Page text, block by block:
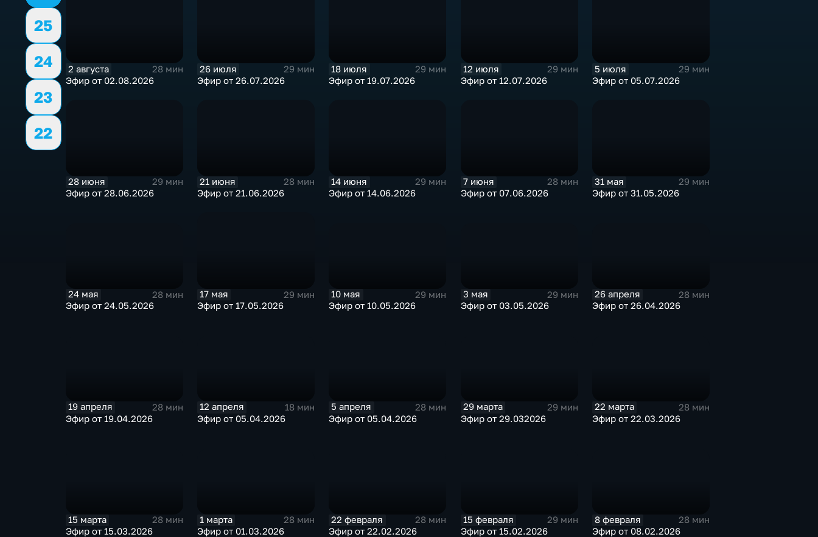
25
24
23
22
2 августа
28 мин
Эфир от 02.08.2026
26 июля
29 мин
Эфир от 26.07.2026
18 июля
29 мин
Эфир от 19.07.2026
12 июля
29 мин
Эфир от 12.07.2026
5 июля
29 мин
Эфир от 05.07.2026
28 июня
29 мин
Эфир от 28.06.2026
21 июня
28 мин
Эфир от 21.06.2026
14 июня
29 мин
Эфир от 14.06.2026
7 июня
28 мин
Эфир от 07.06.2026
31 мая
29 мин
Эфир от 31.05.2026
24 мая
28 мин
Эфир от 24.05.2026
17 мая
29 мин
Эфир от 17.05.2026
10 мая
29 мин
Эфир от 10.05.2026
3 мая
29 мин
Эфир от 03.05.2026
26 апреля
28 мин
Эфир от 26.04.2026
19 апреля
28 мин
Эфир от 19.04.2026
12 апреля
18 мин
Эфир от 05.04.2026
5 апреля
28 мин
Эфир от 05.04.2026
29 марта
29 мин
Эфир от 29.032026
22 марта
28 мин
Эфир от 22.03.2026
15 марта
28 мин
Эфир от 15.03.2026
1 марта
28 мин
Эфир от 01.03.2026
22 февраля
28 мин
Эфир от 22.02.2026
15 февраля
29 мин
Эфир от 15.02.2026
8 февраля
28 мин
Эфир от 08.02.2026